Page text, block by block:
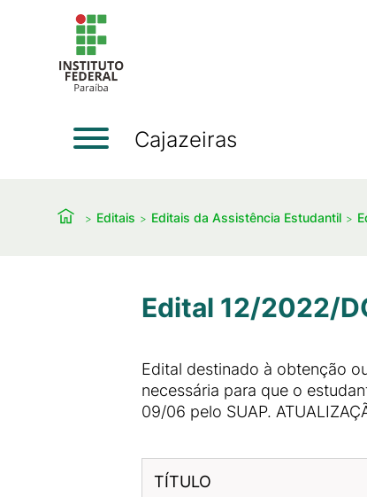
Cajazeiras
Editais Editais da Assistência Estudantil
Edital 12/2022/
Edital destinado à obtenção
necessária para que o
09/06 pelo SUAP.
TÍTULO